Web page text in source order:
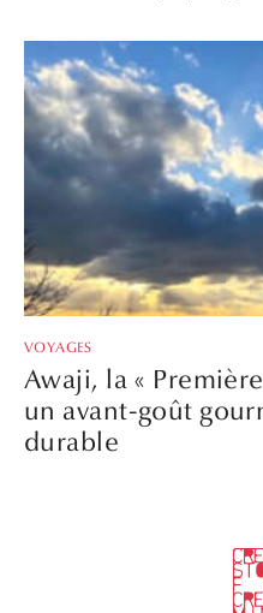
VOYAGES
Awaji, la «
un avant-goût
durable